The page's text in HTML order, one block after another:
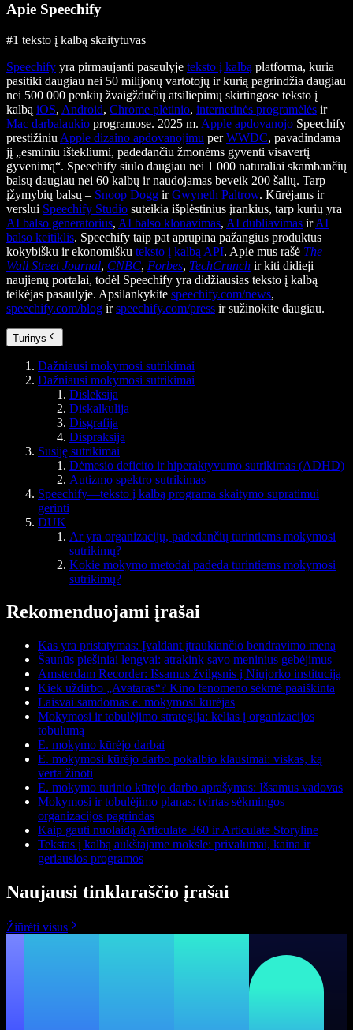
Apie Speechify
#1 teksto į kalbą skaitytuvas
Speechify yra pirmaujanti pasaulyje teksto į kalbą platforma, kuria
pasitiki daugiau nei 50 milijonų vartotojų ir kurią pagrindžia daugiau
nei 500 000 penkių žvaigždučių atsiliepimų skirtingose teksto į
kalbą iOS, Android, Chrome plėtinio, internetinės programėlės ir
Mac darbalaukio programose. 2025 m. Apple apdovanojo Speechify
prestižiniu Apple dizaino apdovanojimu perWWDC, pavadindama
jį „esminiu ištekliumi, padedančiu žmonėms gyventi visavertį
gyvenimą“. Speechify siūlo daugiau nei 1 000 natūraliai skambančių
balsų daugiau nei 60 kalbų ir naudojamas beveik 200 šalių. Tarp
įžymybių balsų – Snoop Dogg irGwyneth Paltrow. Kūrėjams ir
verslui Speechify Studio suteikia išplėstinius įrankius, tarp kurių yra
AI balso generatorius, AI balso klonavimas, AI dubliavimas irAI
balso keitiklis. Speechify taip pat aprūpina pažangius produktus
kokybišku ir ekonomišku teksto į kalbą API. Apie mus rašė The
Wall Street Journal, CNBC, Forbes, TechCrunch ir kiti didieji
naujienų portalai, todėl Speechify yra didžiausias teksto į kalbą
teikėjas pasaulyje. Apsilankykite speechify.com/news,
speechify.com/blog irspeechify.com/press ir sužinokite daugiau.
Turinys
Dažniausi mokymosi sutrikimai
Dažniausi mokymosi sutrikimai
Disleksija
Diskalkulija
Disgrafija
Dispraksija
Susiję sutrikimai
Dėmesio deficito ir hiperaktyvumo sutrikimas (ADHD)
Autizmo spektro sutrikimas
Speechify—teksto į kalbą programa skaitymo supratimui
gerinti
DUK
Ar yra organizacijų, padedančių turintiems mokymosi
sutrikimų?
Kokie mokymo metodai padeda turintiems mokymosi
sutrikimų?
Rekomenduojami įrašai
Kas yra pristatymas: Įvaldant įtraukiančio bendravimo meną
Šaunūs piešiniai lengvai: atrakink savo meninius gebėjimus
Amsterdam Recorder: Išsamus žvilgsnis į Niujorko instituciją
Kiek uždirbo „Avataras“? Kino fenomeno sėkmė paaiškinta
Laisvai samdomas e. mokymosi kūrėjas
Mokymosi ir tobulėjimo strategija: kelias į organizacijos
tobulumą
E. mokymo kūrėjo darbai
E. mokymosi kūrėjo darbo pokalbio klausimai: viskas, ką
verta žinoti
E. mokymo turinio kūrėjo darbo aprašymas: Išsamus vadovas
Mokymosi ir tobulėjimo planas: tvirtas sėkmingos
organizacijos pagrindas
Kaip gauti nuolaidą Articulate 360 ir Articulate Storyline
Tekstas į kalbą aukštajame moksle: privalumai, kaina ir
geriausios programos
Naujausi tinklaraščio įrašai
Žiūrėti visus